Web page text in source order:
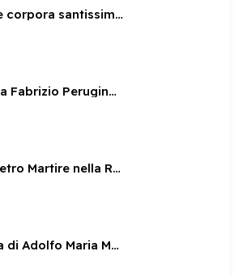
Lapide corpora santissimi martiri
Targa a Fabrizio Perugino sul Fortilizio
San Pietro Martire nella Rocca
Tomba di Adolfo Maria Montani